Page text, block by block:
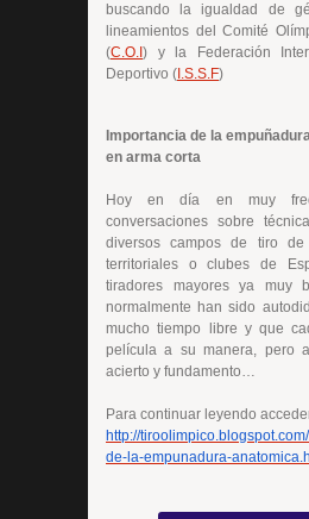
buscando la igualdad de
lineamientos del Comité
(C.O.I ) y la Federación
Deportivo ( I.S.S.F)
Importancia de la
en arma corta
Hoy en día en muy
conversaciones sobre
diversos campos de tiro de
territoriales o clubes de
tiradores mayores ya muy
normalmente han sido
mucho tiempo libre y que
película a su manera, pero
acierto y fundamento…
Para continuar leyendo
http://
de-la-empunadura-